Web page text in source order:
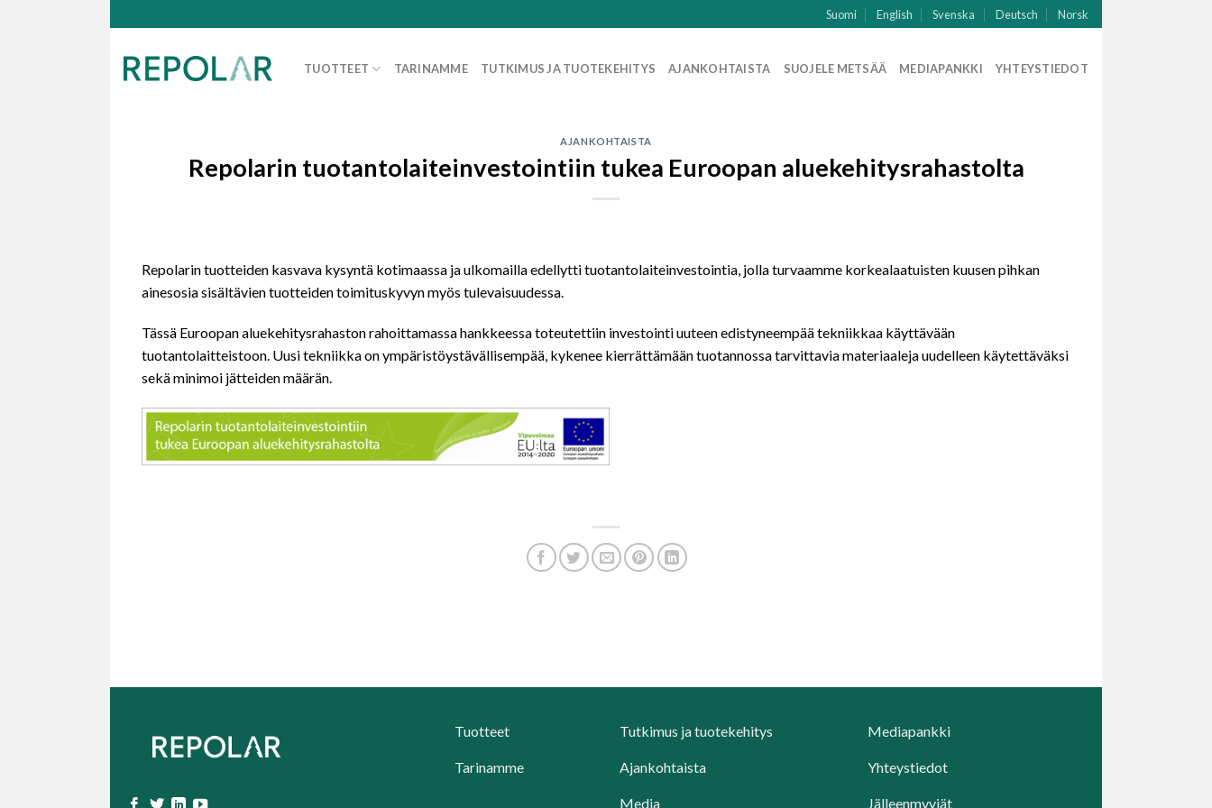
to
content
Suomi English Svenska Deutsch Norsk
TUOTTEET TARINAMME TUTKIMUS JA TUOTEKEHITYS AJANKOHTAISTA SUOJELE METSÄÄ MEDIAPANKKI YHTEYSTIEDOT
AJANKOHTAISTA
Repolarin tuotantolaiteinvestointiin tukea Euroopan aluekehitysrahastolta
Repolarin tuotteiden kasvava kysyntä kotimaassa ja ulkomailla edellytti tuotantolaiteinvestointia, jolla turvaamme korkealaatuisten kuusen pihkan
ainesosia sisältävien tuotteiden toimituskyvyn myös tulevaisuudessa.
Tässä Euroopan aluekehitysrahaston rahoittamassa hankkeessa toteutettiin investointi uuteen edistyneempää tekniikkaa käyttävään
tuotantolaitteistoon. Uusi tekniikka on ympäristöystävällisempää, kykenee kierrättämään tuotannossa tarvittavia materiaaleja uudelleen käytettäväksi
sekä minimoi jätteiden määrän.
Tuotteet
Tarinamme
Tutkimus ja tuotekehitys
Ajankohtaista
Media
Mediapankki
Yhteystiedot
Jälleenmyyjät